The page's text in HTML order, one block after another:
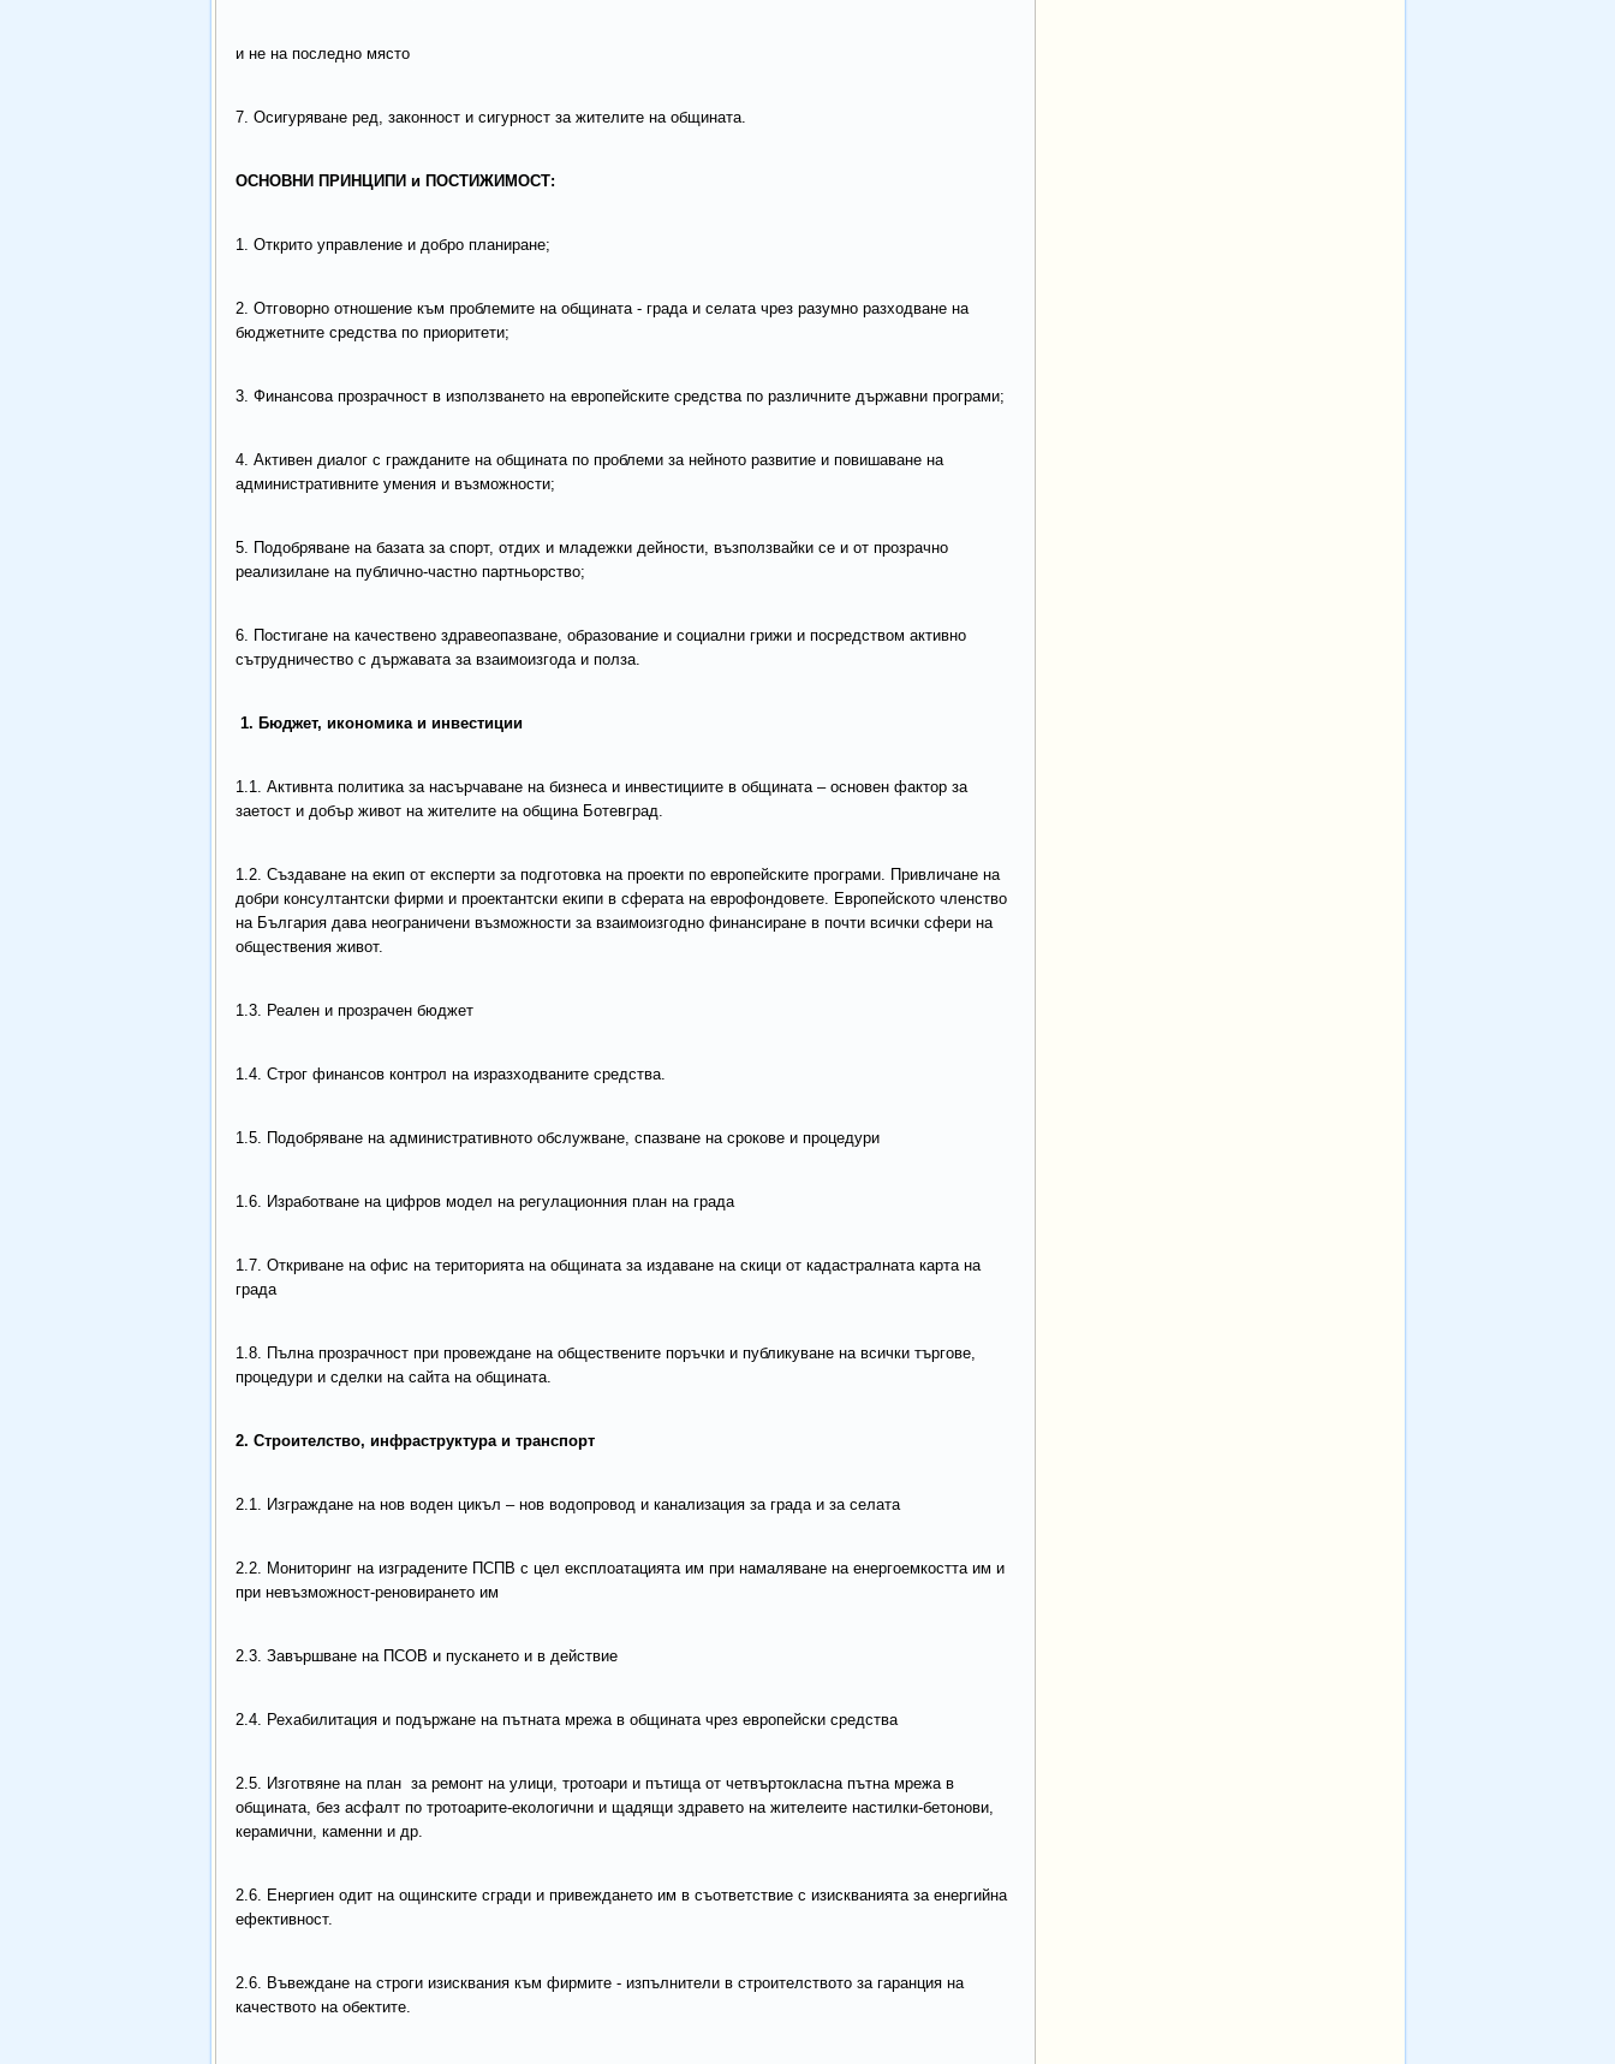
и не на последно място
7. Осигуряване ред, законност и сигурност за жителите на общината.
ОСНОВНИ ПРИНЦИПИ и ПОСТИЖИМОСТ:
1. Открито управление и добро планиране;
2. Отговорно отношение към проблемите на общината - града и селата чрез разумно разходване на
бюджетните средства по приоритети;
3. Финансова прозрачност в използването на европейските средства по различните държавни програми;
4. Активен диалог с гражданите на общината по проблеми за нейното развитие и повишаване на
административните умения и възможности;
5. Подобряване на базата за спорт, отдих и младежки дейности, възползвайки се и от прозрачно
реализилане на публично-частно партньорство;
6. Постигане на качествено здравеопазване, образование и социални грижи и посредством активно
сътрудничество с държавата за взаимоизгода и полза.
1. Бюджет, икономика и инвестиции
1.1. Активнта политика за насърчаване на бизнеса и инвестициите в общината – основен фактор за
заетост и добър живот на жителите на община Ботевград.
1.2. Създаване на екип от експерти за подготовка на проекти по европейските програми. Привличане на
добри консултантски фирми и проектантски екипи в сферата на еврофондовете. Европейското членство
на България дава неограничени възможности за взаимоизгодно финансиране в почти всички сфери на
обществения живот.
1.3. Реален и прозрачен бюджет
1.4. Строг финансов контрол на изразходваните средства.
1.5. Подобряване на административното обслужване, спазване на срокове и процедури
1.6. Изработване на цифров модел на регулационния план на града
1.7. Откриване на офис на територията на общината за издаване на скици от кадастралната карта на
града
1.8. Пълна прозрачност при провеждане на обществените поръчки и публикуване на всички търгове,
процедури и сделки на сайта на общината.
2. Строителство, инфраструктура и транспорт
2.1. Изграждане на нов воден цикъл – нов водопровод и канализация за града и за селата
2.2. Мониторинг на изградените ПСПВ с цел експлоатацията им при намаляване на енергоемкостта им и
при невъзможност-реновирането им
2.3. Завършване на ПСОВ и пускането и в действие
2.4. Рехабилитация и подържане на пътната мрежа в общината чрез европейски средства
2.5. Изготвяне на план за ремонт на улици, тротоари и пътища от четвъртокласна пътна мрежа в
общината, без асфалт по тротоарите-екологични и щадящи здравето на жителеите настилки-бетонови,
керамични, каменни и др.
2.6. Енергиен одит на ощинските сгради и привеждането им в съответствие с изискванията за енергийна
ефективност.
2.6. Въвеждане на строги изисквания към фирмите - изпълнители в строителството за гаранция на
качеството на обектите.